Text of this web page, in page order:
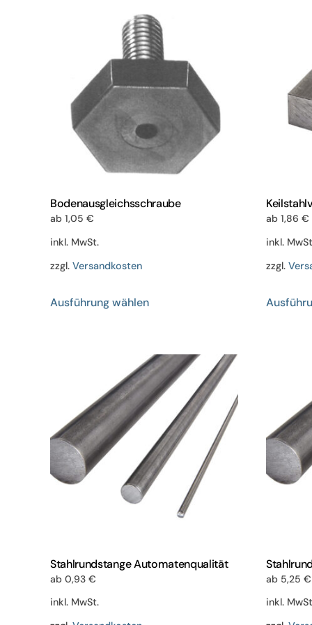
Varianten
auf.
Die
Optionen
Produktseite
gewählt
werden
Bodenausgleichsschraube
ab 1,05 €
inkl. MwSt.
zzgl. Versandkosten
Ausführung wählenProdukt
Varianten
auf.
Die
Optionen
können
auf
der
Produktseite
gewählt
werden
ab 1,86 €
inkl.
zzgl.
Stahlrundstange Automatenqualität
ab 0,93 €
inkl. MwSt.
ab 5,25 €
inkl.